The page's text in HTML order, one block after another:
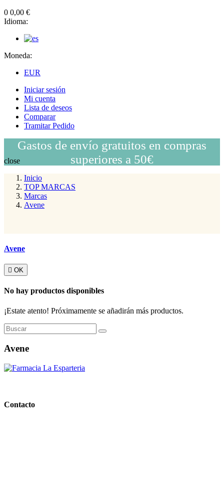
0 0,00 €
Idioma:
Moneda:
EUR
Iniciar sesión
Mi cuenta
Lista de deseos
Comparar
Tramitar Pedido
Gastos de envío gratuitos en compras
superiores a 50€
close
Inicio
TOP MARCAS
Marcas
Avene
Avene
 OK
No hay productos disponibles
¡Estate atento! Próximamente se añadirán más productos.
Avene
Contacto